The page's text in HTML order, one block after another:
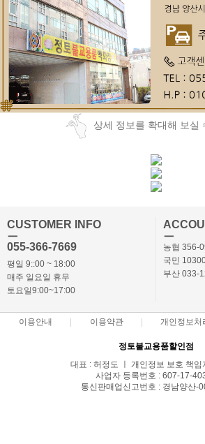
상세 정보를 확대해 보실
CUSTOMER INFO
ㅡ
055-366-7669
평일 9::00 ~ 18:00
매주 일요일 휴무
토요일9:00~17:00
ㅡ
농협 356-
국민
부산 033-
이용안내 이용약관 개인정보처
정토불교용품할인점
대표 : 허정도 ㅣ 개인정보 보호 책임
사업자 등록번호 : 607-17-
통신판매업신고번호 : 경남양산-